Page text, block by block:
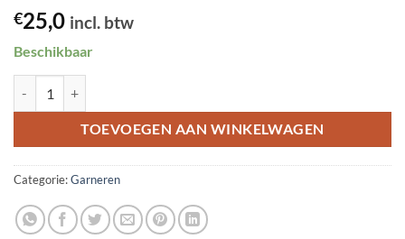
€25,0 incl. btw
Beschikbaar
TOEVOEGEN AAN WINKELWAGEN
Categorie:Garneren